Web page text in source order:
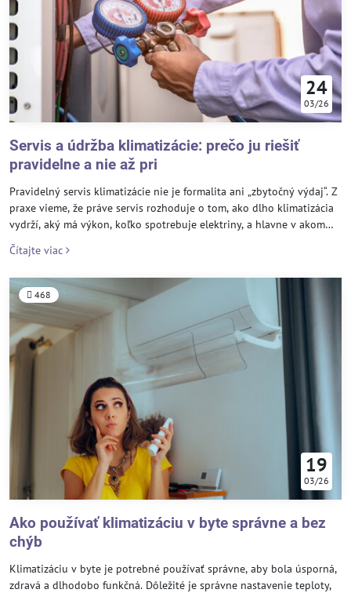
24
03/26
Servis a údržba klimatizácie: prečo ju riešiť
pravidelne a nie až pri
Pravidelný servis klimatizácie nie je formalita ani „zbytočný výdaj“. Z
praxe vieme, že práve servis rozhoduje o tom, ako dlho klimatizácia
vydrží, aký má výkon, koľko spotrebuje elektriny, a hlavne v akom
stave je vzduch, ktorý doma alebo v kancelárii dýchate. U našich
klientov servis aktívne strážime a vykonávame ho dvakrát ročne, aby
v zime pri kúrení.
Čítajte viac
468
19
03/26
Ako používať klimatizáciu v byte správne a bez
chýb
Klimatizáciu v byte je potrebné používať správne, aby bola úsporná,
zdravá a dlhodobo funkčná. Dôležité je správne nastavenie teploty,